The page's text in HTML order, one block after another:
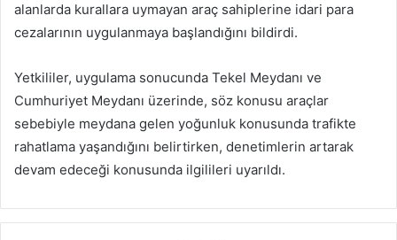
alanlarda kurallara uymayan araç sahiplerine idari para
cezalarının uygulanmaya başlandığını bildirdi.
Yetkililer, uygulama sonucunda Tekel Meydanı ve
Cumhuriyet Meydanı üzerinde, söz konusu araçlar
sebebiyle meydana gelen yoğunluk konusunda trafikte
rahatlama yaşandığını belirtirken, denetimlerin artarak
devam edeceği konusunda ilgilileri uyarıldı.